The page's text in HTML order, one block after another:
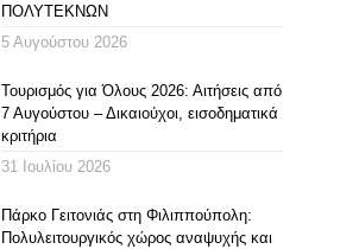
ΠΟΛΥΤΕΚΝΩΝ
5 Αυγούστου 2026
Τουρισμός για Όλους 2026: Αιτήσεις από
7 Αυγούστου – Δικαιούχοι, εισοδηματικά
κριτήρια
31 Ιουλίου 2026
Πάρκο Γειτονιάς στη Φιλιππούπολη:
Πολυλειτουργικός χώρος αναψυχής και